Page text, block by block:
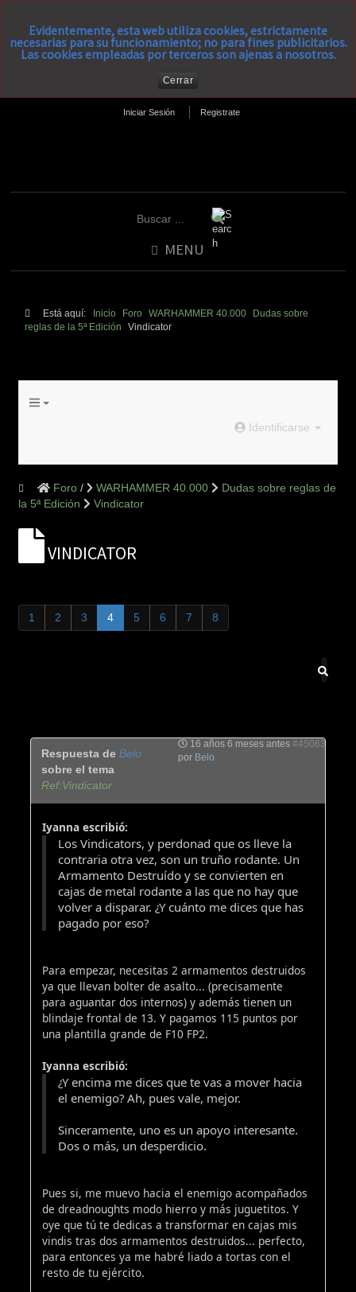
Evidentemente, esta web utiliza cookies, estrictamente
necesarias para su funcionamiento; no para fines publicitarios.
Las cookies empleadas por terceros son ajenas a nosotros.
Cerrar
Iniciar Sesión Registrate
MENU
Está aquí: Inicio Foro WARHAMMER 40.000
Dudas sobre
reglas de la 5ª Edición
Vindicator
Identificarse
Foro WARHAMMER 40.000
Dudas sobre reglas de
la 5ª Edición
Vindicator
VINDICATOR
1 2 3 4 5 6 7 8
16 años 6 meses antes #45063
por Belo
Respuesta deBelo
sobre el tema
Ref:Vindicator
Iyanna escribió:
Los Vindicators, y perdonad que os lleve la
contraria otra vez, son un truño rodante. Un
Armamento Destruído y se convierten en
cajas de metal rodante a las que no hay que
volver a disparar. ¿Y cuánto me dices que has
pagado por eso?
Para empezar, necesitas 2 armamentos destruidos
ya que llevan bolter de asalto... (precisamente
para aguantar dos internos) y además tienen un
blindaje frontal de 13. Y pagamos 115 puntos por
una plantilla grande de F10 FP2.
Iyanna escribió:
¿Y encima me dices que te vas a mover hacia
el enemigo? Ah, pues vale, mejor.
Sinceramente, uno es un apoyo interesante.
Dos o más, un desperdicio.
Pues si, me muevo hacia el enemigo acompañados
de dreadnoughts modo hierro y más juguetitos. Y
oye que tú te dedicas a transformar en cajas mis
vindis tras dos armamentos destruidos... perfecto,
para entonces ya me habré liado a tortas con el
resto de tu ejército.